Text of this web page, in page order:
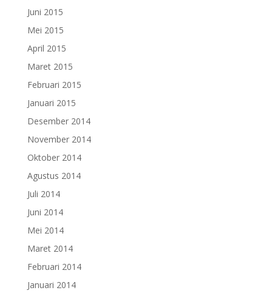
Juni 2015
Mei 2015
April 2015
Maret 2015
Februari 2015
Januari 2015
Desember 2014
November 2014
Oktober 2014
Agustus 2014
Juli 2014
Juni 2014
Mei 2014
Maret 2014
Februari 2014
Januari 2014